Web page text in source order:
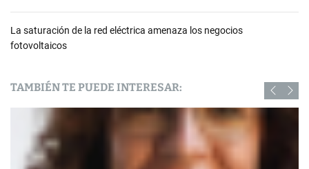
La saturación de la red eléctrica amenaza los negocios
fotovoltaicos
TAMBIÉN TE PUEDE INTERESAR: